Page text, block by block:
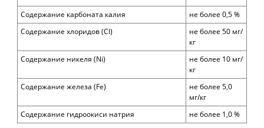
Содержание карбоната калия
не более 0,5%
Содержание хлоридов (Cl) не более 50 мг/
кг
Содержание никеля (Ni) не более 10 мг/
кг
Содержание железа (Fe) не более 5,0
мг/кг
Содержание гидроокиси натрия
не более 1,0 %